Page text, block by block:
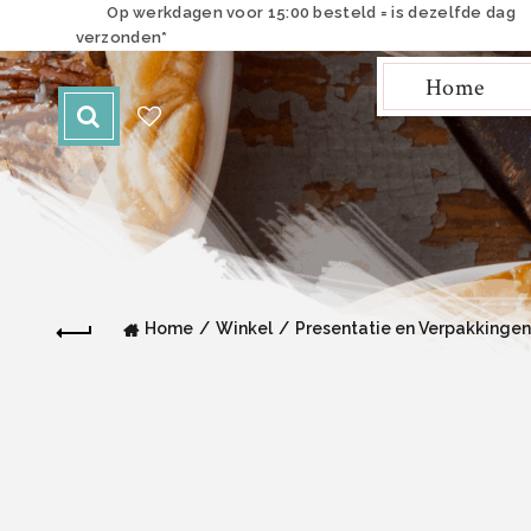
Op werkdagen voor 15:00 besteld = is dezelfde dag
verzonden*
Home
Home Winkel Presentatie en Verpakkingen